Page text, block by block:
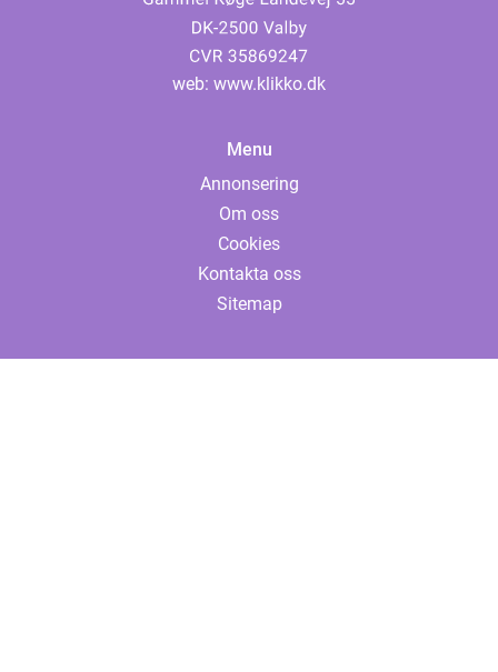
web: www.klikko.dk
Menu
Annonsering
Om oss
Cookies
Kontakta oss
Sitemap